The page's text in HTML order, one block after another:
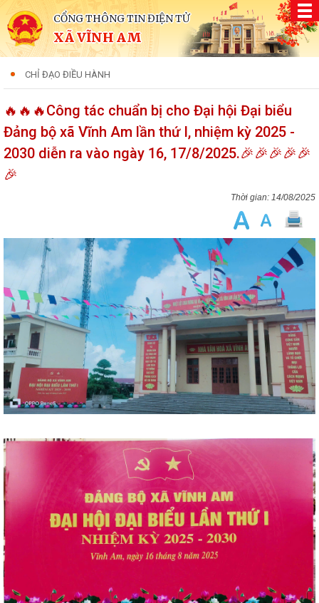
CỔNG THÔNG TIN ĐIỆN TỬ
XÃ VĨNH AM
CHỈ ĐẠO ĐIỀU HÀNH
🔥🔥🔥Công tác chuẩn bị cho Đại hội Đại biểu
Đảng bộ xã Vĩnh Am lần thứ I, nhiệm kỳ 2025 -
2030 diễn ra vào ngày 16, 17/8/2025.🎉🎉🎉🎉🎉
🎉
14/08/2025